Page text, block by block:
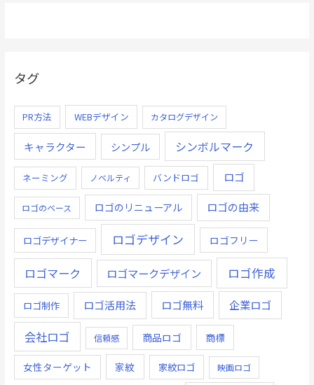
タグ
PR方法 WEBデザイン カタログデザイン
キャラクター シンプル シンボルマーク
ネーミング ノベルティ バンドロゴ ロゴ
ロゴのベース ロゴのリニューアル ロゴの由来
ロゴデザイナー ロゴデザイン ロゴフリー
ロゴマーク ロゴマークデザイン ロゴ作成
ロゴ制作 ロゴ活用法 ロゴ無料 企業ロゴ
会社ロゴ 信頼感 商品ロゴ 商標
女性ターゲット 家紋 家紋ロゴ 映画ロゴ